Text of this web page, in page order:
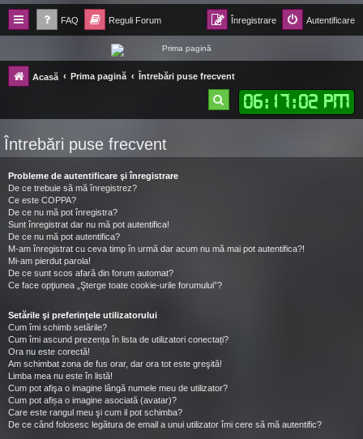
FAQ Reguli Forum Autentificare
Înregistrare
Forum Ecolomania™®
-= Idei pentru viitor =-
Acasă Prima pagină Întrebări puse frecvent
06: 17:03 PM
ă
Întrebări puse frecvent
Probleme de autentificare şi înregistrare
De ce trebuie să mă înregistrez?
Ce este COPPA?
De ce nu mă pot înregistra?
Sunt înregistrat dar nu mă pot autentifica!
De ce nu mă pot autentifica?
M-am înregistrat cu ceva timp în urmă dar acum nu mă mai pot autentifica?!
Mi-am pierdut parola!
De ce sunt scos afară din forum automat?
Ce face opţiunea „Şterge toate cookie-urile forumului”?
Setările şi preferinţele utilizatorului
Cum îmi schimb setările?
Cum îmi ascund prezența în lista de utilizatori conectați?
Ora nu este corectă!
Am schimbat zona de fus orar, dar ora tot este greşită!
Limba mea nu este în listă!
Cum pot afişa o imagine lângă numele meu de utilizator?
Cum pot afișa o imagine asociată (avatar)?
Care este rangul meu şi cum il pot schimba?
De ce când folosesc legătura de email a unui utilizator îmi cere să mă autentific?